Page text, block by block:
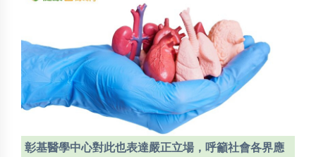
彰基醫學中心對此也表達嚴正立場，呼籲社會各界應